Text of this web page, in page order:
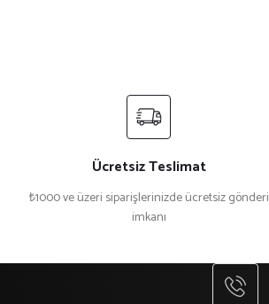
Ücretsiz Teslimat
₺1000 ve üzeri siparişlerinizde ücretsiz gönderi
imkanı